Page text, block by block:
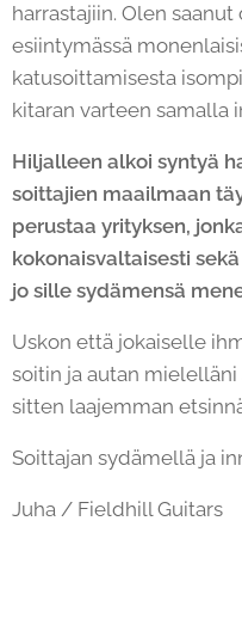
harrastajiin. Olen
esiintymässä
katusoittamisesta
kitaran varteen samalla
Hiljalleen alkoi syntyä
soittajien maailmaan
perustaa yrityksen,
kokonaisvaltaisesti
jo sille sydämensä
Uskon että jokaiselle
soitin ja autan
sitten laajemman
Soittajan sydämellä ja
Juha / Fieldhill Guitars